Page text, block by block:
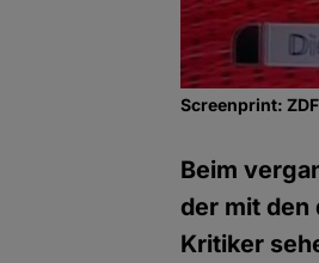
Screenprint: ZDF
Beim
der mit den
Kritiker